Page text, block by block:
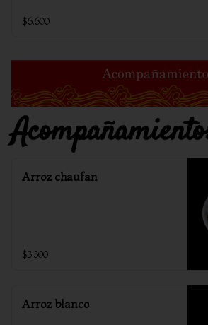
$6.600
Arroz chaufan
$3.300
Arroz blanco